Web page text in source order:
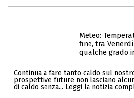
Meteo:
fine, tra
qualche grado
Continua a fare tanto caldo sul
prospettive future non lasciano
di caldo senza... Leggi la notizia